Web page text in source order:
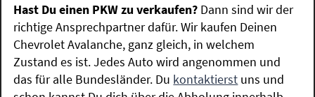
Hast Du einen PKW zu verkaufen? Dann sind wir der
richtige Ansprechpartner dafür. Wir kaufen Deinen
Chevrolet Avalanche, ganz gleich, in welchem
Zustand es ist. Jedes Auto wird angenommen und
das für alle Bundesländer. Du kontaktierst uns und